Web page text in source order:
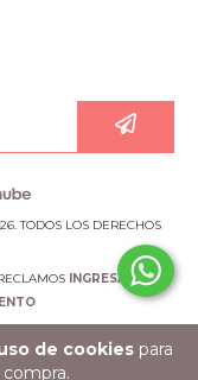
de cookiespara
TODOS LOS DERECHOS
INGRESÁ ACÁ.